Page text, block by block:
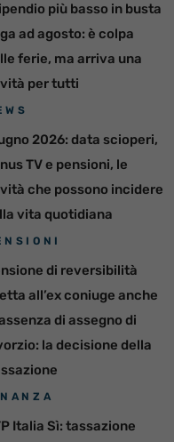
più basso in busta
ad agosto: è colpa
ferie, ma arriva una
per tutti
2026: data scioperi,
TV e pensioni, le
che possono incidere
vita quotidiana
di reversibilità
all’ex coniuge anche
di assegno di
la decisione della
Italia Sì: tassazione